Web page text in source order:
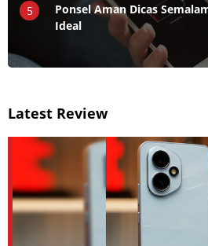
5
Ponsel Aman Dicas
Ideal
Latest Review